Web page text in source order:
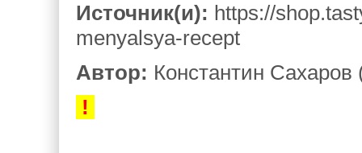
Источник(и): https://
menyalsya-recept
Автор: Константин Сахаров
!